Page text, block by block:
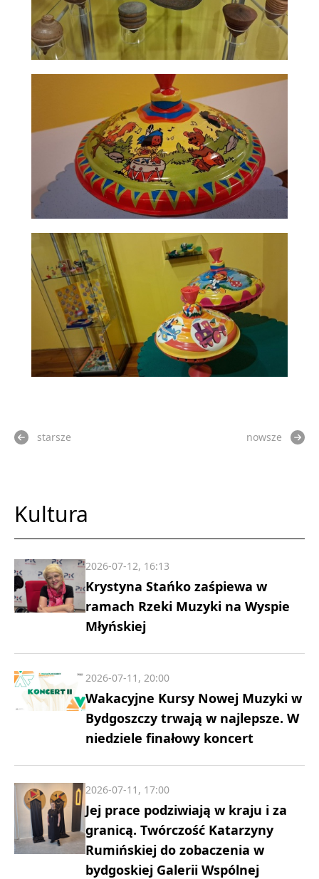
starsze nowsze
Kultura
Krystyna Stańko zaśpiewa w
ramach Rzeki Muzyki na Wyspie
Młyńskiej
2026-07-12, 16:13
Wakacyjne Kursy Nowej Muzyki w
Bydgoszczy trwają w najlepsze. W
niedziele finałowy koncert
2026-07-11, 20:00
Jej prace podziwiają w kraju i za
granicą. Twórczość Katarzyny
Rumińskiej do zobaczenia w
bydgoskiej Galerii Wspólnej
2026-07-11, 17:00